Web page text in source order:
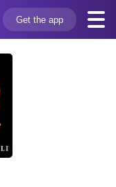
Get the app